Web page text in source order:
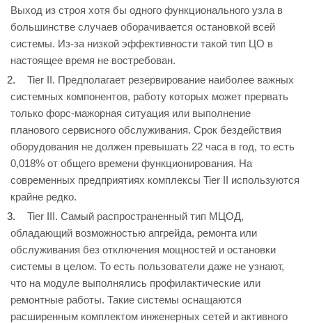
Выход из строя хотя бы одного функционального узла в
большинстве случаев оборачивается остановкой всей
системы. Из-за низкой эффективности такой тип ЦО в
настоящее время не востребован.
Tier II. Предполагает резервирование наиболее важных
системных компонентов, работу которых может прервать
только форс-мажорная ситуация или выполнение
планового сервисного обслуживания. Срок бездействия
оборудования не должен превышать 22 часа в год, то есть
0,018% от общего времени функционирования. На
современных предприятиях комплексы Tier II используются
крайне редко.
Tier III. Самый распространенный тип МЦОД,
обладающий возможностью апгрейда, ремонта или
обслуживания без отключения мощностей и остановки
системы в целом. То есть пользователи даже не узнают,
что на модуле выполнялись профилактические или
ремонтные работы. Такие системы оснащаются
расширенным комплектом инженерных сетей и активного